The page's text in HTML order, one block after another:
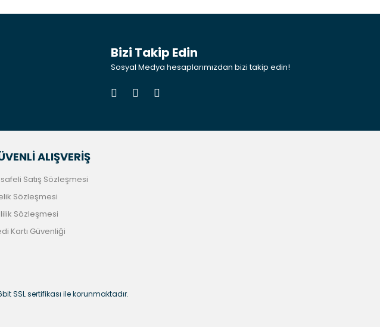
Bizi Takip Edin
Sosyal Medya hesaplarımızdan bizi takip edin!
ALIŞVERİŞ
Satış Sözleşmesi
Sözleşmesi
Sözleşmesi
Kartı Güvenliği
SSL sertifikası ile korunmaktadır.